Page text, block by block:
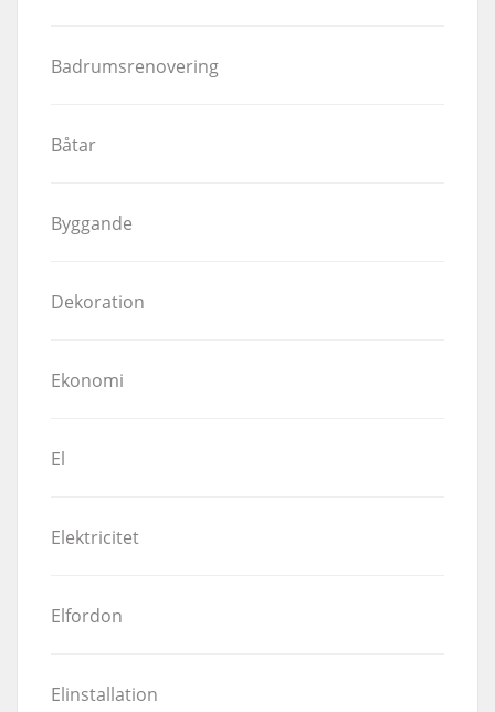
Badrumsrenovering
Båtar
Byggande
Dekoration
Ekonomi
El
Elektricitet
Elfordon
Elinstallation